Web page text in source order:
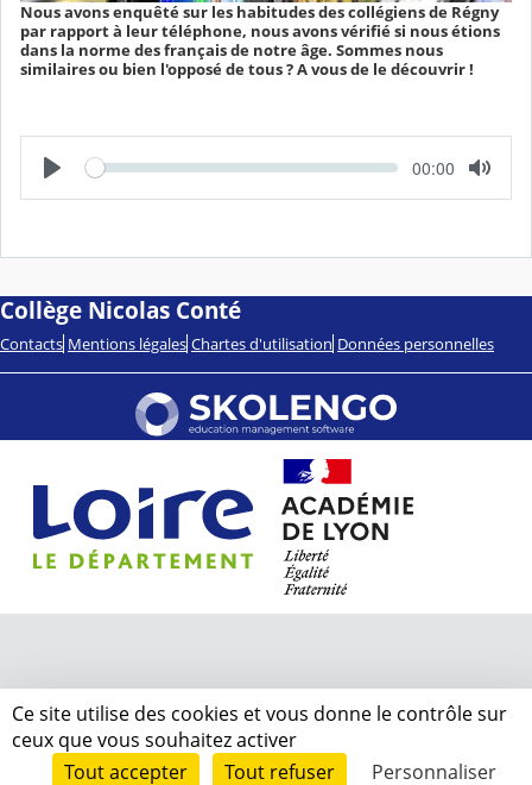
Nous avons enquêté sur les habitudes des collégiens de Régny
par rapport à leur téléphone, nous avons vérifié si nous étions
dans la norme des français de notre âge. Sommes nous
similaires ou bien l'opposé de tous ? A vous de le découvrir !
L
e
c
e
T
m
é
u
00:00
Collège Nicolas Conté
Contacts Mentions légales Chartes d'utilisation Données personnelles
Ce site utilise des cookies et vous donne le contrôle sur
ceux que vous souhaitez activer
Tout accepter
Tout refuser Personnaliser